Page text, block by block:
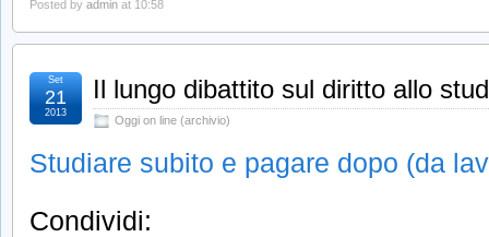
Posted by admin at 10:58
Il lungo dibattito sul diritto allo
Oggi on line (archivio)
Set
21
2013
Studiare subito e pagare dopo (da
Condividi: